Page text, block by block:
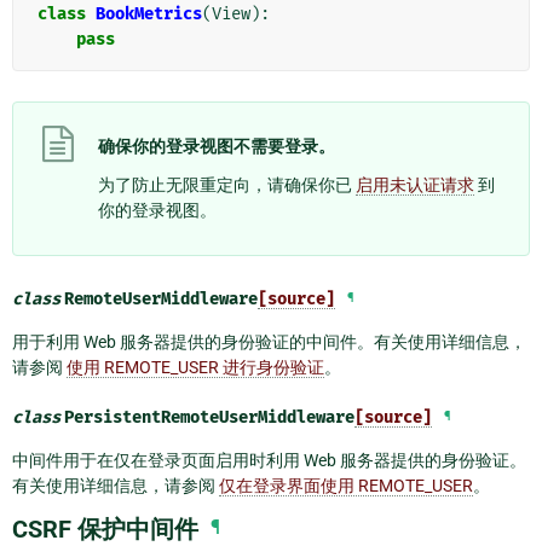
class BookMetrics(View):
pass
确保你的登录视图不需要登录。
为了防止无限重定向，请确保你已 启用未认证请求到
你的登录视图。
classRemoteUserMiddleware [source] ¶
用于利用 Web 服务器提供的身份验证的中间件。有关使用详细信息，
请参阅 使用 REMOTE_USER 进行身份验证。
classPersistentRemoteUserMiddleware [source] ¶
中间件用于在仅在登录页面启用时利用 Web 服务器提供的身份验证。
有关使用详细信息，请参阅 仅在登录界面使用 REMOTE_USER。
CSRF 保护中间件 ¶